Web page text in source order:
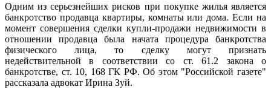
Одним из серьезнейших рисков при покупке жилья является
банкротство продавца квартиры, комнаты или дома. Если на
момент совершения сделки купли-продажи недвижимости в
отношении продавца была начата процедура банкротства
физического лица, то сделку могут признать
недействительной в соответствии со ст. 61.2 закона о
банкротстве, ст. 10, 168 ГК РФ. Об этом "Российской газете"
рассказала адвокат Ирина Зуй.